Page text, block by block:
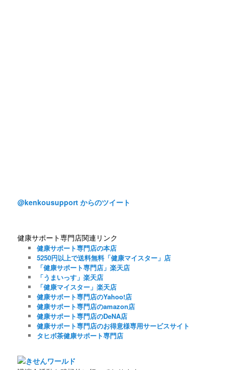
@kenkousupport からのツイート
健康サポート専門店関連リンク
健康サポート専門店の本店
5250円以上で送料無料「健康マイスター」店
「健康サポート専門店」楽天店
「うまいっす」楽天店
「健康マイスター」楽天店
健康サポート専門店のYahoo!店
健康サポート専門店のamazon店
健康サポート専門店のDeNA店
健康サポート専門店のお得意様専用サービスサイト
タヒボ茶健康サポート専門店